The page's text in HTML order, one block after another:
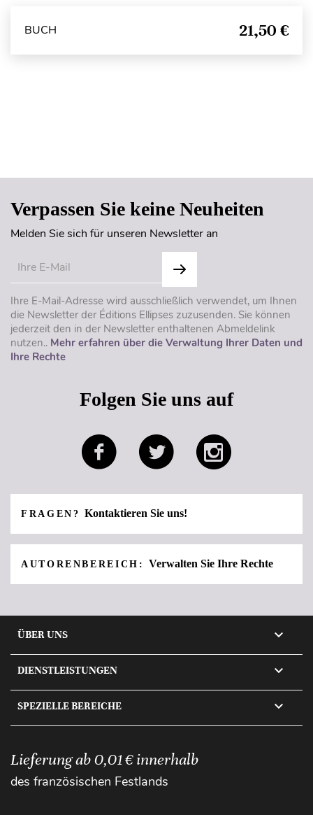
BUCH 21,50 €
Verpassen Sie keine Neuheiten
Melden Sie sich für unseren Newsletter an
Ihre E-Mail-Adresse wird ausschließlich verwendet, um Ihnen
die Newsletter der Éditions Ellipses zuzusenden. Sie können
jederzeit den in der Newsletter enthaltenen Abmeldelink
nutzen.. Mehr erfahren über die Verwaltung Ihrer Daten und
Ihre Rechte
Folgen Sie uns auf
FRAGEN?Kontaktieren Sie uns!
AUTORENBEREICH:Verwalten Sie Ihre Rechte
ÜBER UNS 
DIENSTLEISTUNGEN 
SPEZIELLE BEREICHE 
Lieferung ab 0,01 € innerhalb
des französischen Festlands